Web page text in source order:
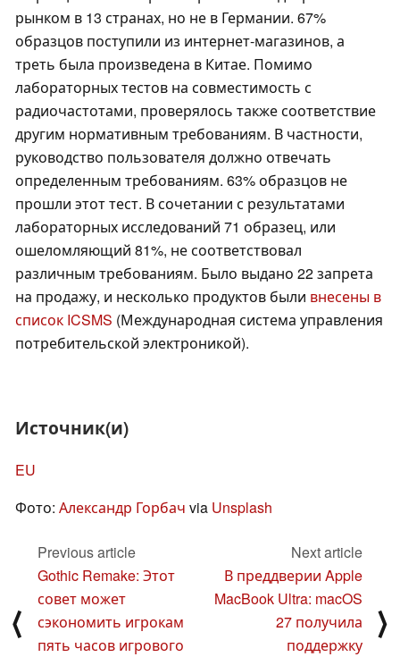
рынком в 13 странах, но не в Германии. 67%
образцов поступили из интернет-магазинов, а
треть была произведена в Китае. Помимо
лабораторных тестов на совместимость с
радиочастотами, проверялось также соответствие
другим нормативным требованиям. В частности,
руководство пользователя должно отвечать
определенным требованиям. 63% образцов не
прошли этот тест. В сочетании с результатами
лабораторных исследований 71 образец, или
ошеломляющий 81%, не соответствовал
различным требованиям. Было выдано 22 запрета
на продажу, и несколько продуктов были внесены в
список ICSMS (Международная система управления
потребительской электроникой).
Источник(и)
EU
Фото: Александр Горбач via Unsplash
⟨
Previous article
Gothic Remake: Этот
совет может
сэкономить игрокам
пять часов игрового
Next article
В преддверии Apple
MacBook Ultra: macOS
27 получила
поддержку
⟩